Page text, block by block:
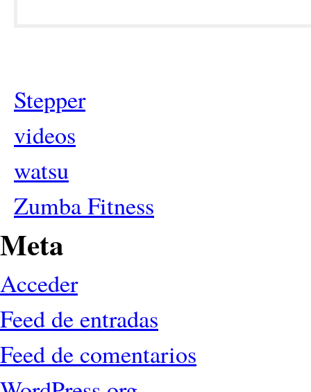
Stepper
videos
watsu
Zumba Fitness
Meta
Acceder
Feed de entradas
Feed de comentarios